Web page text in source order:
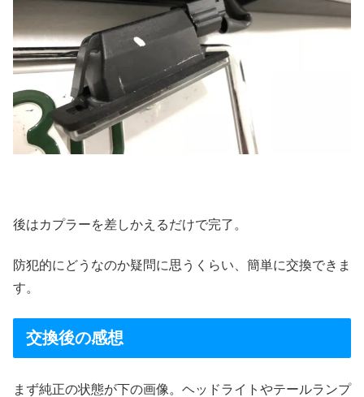
後はカプラーを差しかえるだけで完了。
防犯的にどうなのか疑問に思うくらい、簡単に交換できま
す。
交換後の感想
まず純正の状態が下の画像。ヘッドライトやテールランプ